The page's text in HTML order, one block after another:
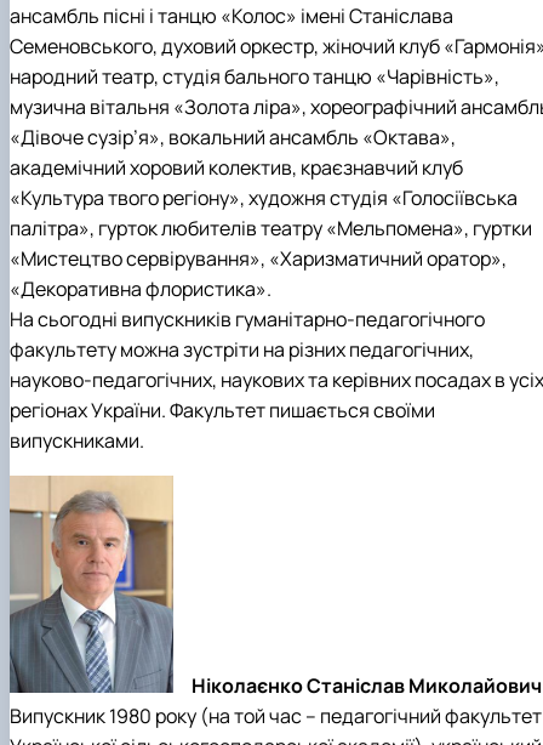
ансамбль пісні і танцю «Колос» імені Станіслава
Семеновського, духовий оркестр, жіночий клуб
народний театр, студія бального танцю «Чарівність»,
музична вітальня «Золота ліра», хореографічний
«Дівоче сузір’я», вокальний ансамбль «Октава»,
академічний хоровий колектив, краєзнавчий клуб
«Культура твого регіону», художня студія «Голосіївська
палітра», гурток любителів театру «Мельпомена», гуртки
«Мистецтво сервірування», «Харизматичний оратор»,
«Декоративна флористика».
На сьогодні випускників гуманітарно-педагогічного
факультету можна зустріти на різних педагогічних,
науково-педагогічних, наукових та керівних посадах в усіх
регіонах України. Факультет пишається своїми
випускниками.
Ніколаєнко Станіслав Миколайович
Випускник 1980 року (на той час – педагогічний факультет